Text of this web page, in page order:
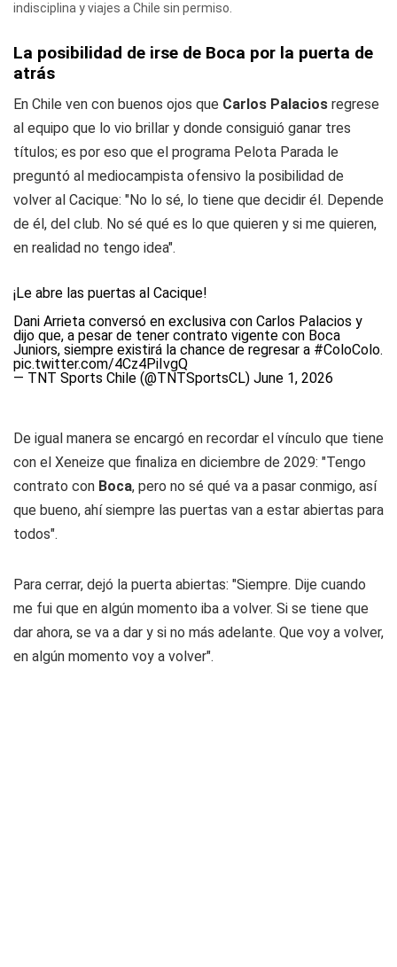
indisciplina y viajes a Chile sin permiso.
La posibilidad de irse de Boca por la puerta de
atrás
En Chile ven con buenos ojos que Carlos Palacios regrese
al equipo que lo vio brillar y donde consiguió ganar tres
títulos; es por eso que el programa Pelota Parada le
preguntó al mediocampista ofensivo la posibilidad de
volver al Cacique: "No lo sé, lo tiene que decidir él. Depende
de él, del club. No sé qué es lo que quieren y si me quieren,
en realidad no tengo idea".
¡Le abre las puertas al Cacique!
Dani Arrieta conversó en exclusiva con Carlos Palacios y
dijo que, a pesar de tener contrato vigente con Boca
Juniors, siempre existirá la chance de regresar a #ColoColo.
pic.twitter.com/4Cz4PiIvgQ
— TNT Sports Chile (@TNTSportsCL) June 1, 2026
De igual manera se encargó en recordar el vínculo que tiene
con el Xeneize que finaliza en diciembre de 2029: "Tengo
contrato con Boca, pero no sé qué va a pasar conmigo, así
que bueno, ahí siempre las puertas van a estar abiertas para
todos".
Para cerrar, dejó la puerta abiertas: "Siempre. Dije cuando
me fui que en algún momento iba a volver. Si se tiene que
dar ahora, se va a dar y si no más adelante. Que voy a volver,
en algún momento voy a volver".